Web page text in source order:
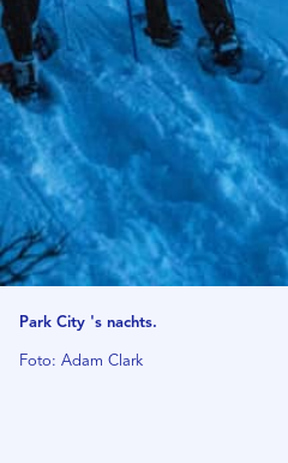
Park City 's nachts.
Foto: Adam Clark